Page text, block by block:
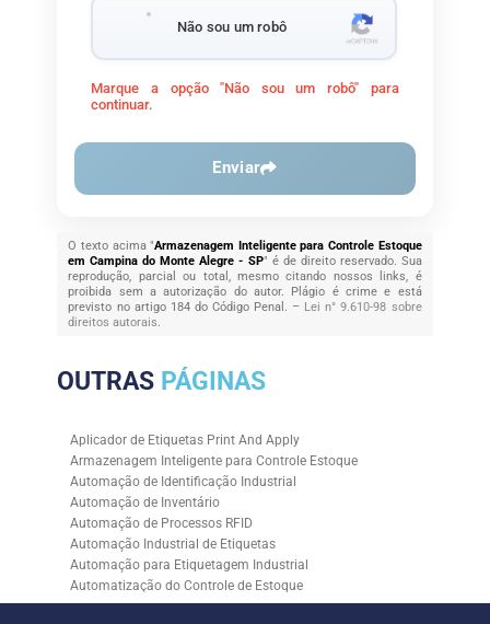
Não sou um robô
Marque a opção "Não sou um robô" para
continuar.
Enviar
O texto acima "Armazenagem Inteligente para Controle Estoque
em Campina do Monte Alegre - SP" é de direito reservado. Sua
reprodução, parcial ou total, mesmo citando nossos links, é
proibida sem a autorização do autor. Plágio é crime e está
previsto no artigo 184 do Código Penal. – Lei n° 9.610-98 sobre
direitos autorais.
OUTRAS PÁGINAS
Aplicador de Etiquetas Print And Apply
Armazenagem Inteligente para Controle Estoque
Automação de Identificação Industrial
Automação de Inventário
Automação de Processos RFID
Automação Industrial de Etiquetas
Automação para Etiquetagem Industrial
Automatização do Controle de Estoque
Controle de Estoque com RFID